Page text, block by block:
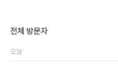
전체 방문자
오늘